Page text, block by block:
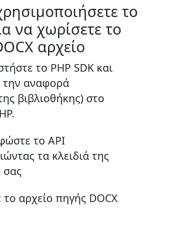
το
να χωρίσετε το
αρχείο
το PHP SDK και
την αναφορά
βιβλιοθήκης) στο
το API
τα κλειδιά της
σας
το αρχείο πηγής DOCX